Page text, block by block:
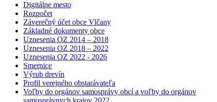
Digitálne mesto
Rozpočet
Záverečný účet obce Vlčany
Základné dokumenty obce
Uznesenia OZ 2014 – 2018
Uznesenia OZ 2018 – 2022
Uznesenia OZ 2022 - 2026
Smernice
Výrub drevín
Profil verejného obstarávateľa
Voľby do orgánov samosprávy obcí a voľby do orgánov